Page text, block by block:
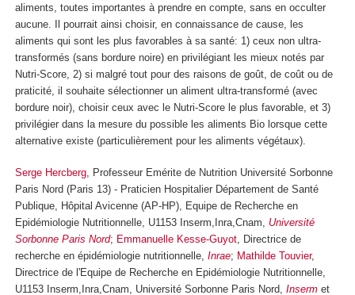
aliments, toutes importantes à prendre en compte, sans en occulter
aucune. Il pourrait ainsi choisir, en connaissance de cause, les
aliments qui sont les plus favorables à sa santé: 1) ceux non ultra-
transformés (sans bordure noire) en privilégiant les mieux notés par
Nutri-Score, 2) si malgré tout pour des raisons de goût, de coût ou de
praticité, il souhaite sélectionner un aliment ultra-transformé (avec
bordure noir), choisir ceux avec le Nutri-Score le plus favorable, et 3)
privilégier dans la mesure du possible les aliments Bio lorsque cette
alternative existe (particulièrement pour les aliments végétaux).
Serge Hercberg, Professeur Emérite de Nutrition Université Sorbonne
Paris Nord (Paris 13) - Praticien Hospitalier Département de Santé
Publique, Hôpital Avicenne (AP-HP), Equipe de Recherche en
Epidémiologie Nutritionnelle, U1153 Inserm,Inra,Cnam, Université
Sorbonne Paris Nord; Emmanuelle Kesse-Guyot, Directrice de
recherche en épidémiologie nutritionnelle, Inrae; Mathilde Touvier,
Directrice de l'Equipe de Recherche en Epidémiologie Nutritionnelle,
U1153 Inserm,Inra,Cnam, Université Sorbonne Paris Nord, Inserm et